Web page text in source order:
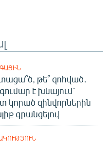
թե՞ զոհված․
է խնայում՝
կորած զինվորներին
գրանցելով